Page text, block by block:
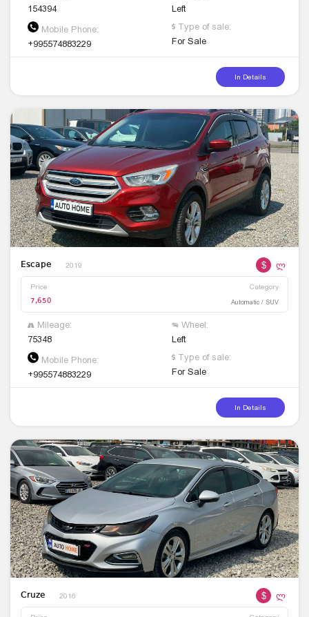
154394
Left
Mobile Phone:
+995574883229
Type of sale:
For Sale
In Details
Escape 2019 $ ლ
Price Category
7,650 Automatic / SUV
Mileage:
75348
Wheel:
Left
Mobile Phone:
+995574883229
Type of sale:
For Sale
In Details
Cruze 2016 $ ლ